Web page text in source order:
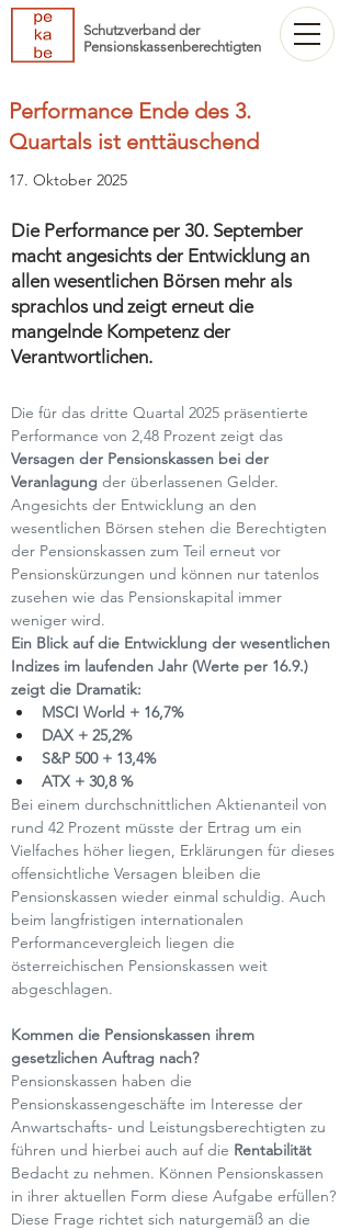
Schutzverband der
Pensionskassenberechtigten
Performance Ende des 3.
Quartals ist enttäuschend
17. Oktober 2025
Die für das dritte Quartal 2025 präsentierte
Performance von 2,48 Prozent zeigt das
Versagen der Pensionskassen bei der
Veranlagung der überlassenen Gelder.
Angesichts der Entwicklung an den
wesentlichen Börsen stehen die Berechtigten
der Pensionskassen zum Teil erneut vor
Pensionskürzungen und können nur tatenlos
zusehen wie das Pensionskapital immer
weniger wird.
Ein Blick auf die Entwicklung der wesentlichen
Indizes im laufenden Jahr (Werte per 16.9.)
zeigt die Dramatik:
MSCI World + 16,7%
DAX + 25,2%
S&P 500 + 13,4%
ATX + 30,8 %
Bei einem durchschnittlichen Aktienanteil von
rund 42 Prozent müsste der Ertrag um ein
Vielfaches höher liegen, Erklärungen für dieses
offensichtliche Versagen bleiben die
Pensionskassen wieder einmal schuldig. Auch
beim langfristigen internationalen
Performancevergleich liegen die
österreichischen Pensionskassen weit
abgeschlagen.
Kommen die Pensionskassen ihrem
gesetzlichen Auftrag nach?
Pensionskassen haben die
Pensionskassengeschäfte im Interesse der
Anwartschafts- und Leistungsberechtigten zu
führen und hierbei auch auf die Rentabilität
Bedacht zu nehmen. Können Pensionskassen
in ihrer aktuellen Form diese Aufgabe erfüllen?
Diese Frage richtet sich naturgemäß an die
Die Performance per 30. September
macht angesichts der Entwicklung an
allen wesentlichen Börsen mehr als
sprachlos und zeigt erneut die
mangelnde Kompetenz der
Verantwortlichen.